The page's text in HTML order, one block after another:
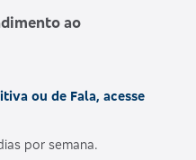
ao
ou de Fala, acesse
por semana.